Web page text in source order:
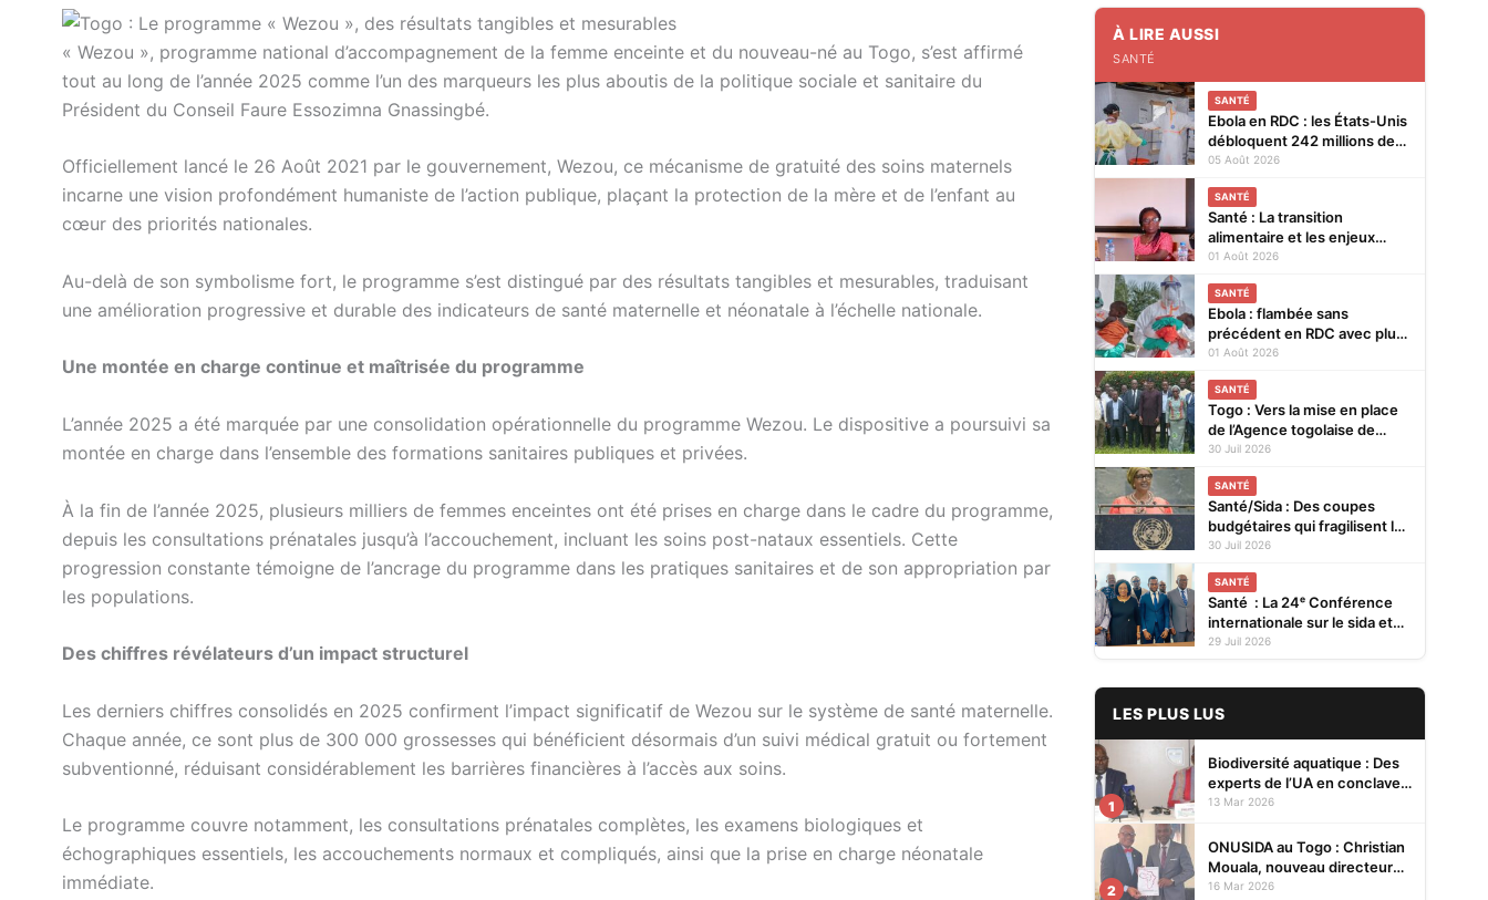
« Wezou », programme national d’accompagnement de la femme enceinte et du nouveau-né au Togo, s’est affirmé
tout au long de l’année 2025 comme l’un des marqueurs les plus aboutis de la politique sociale et sanitaire du
Président du Conseil Faure Essozimna Gnassingbé.
Officiellement lancé le 26 Août 2021 par le gouvernement, Wezou, ce mécanisme de gratuité des soins maternels
incarne une vision profondément humaniste de l’action publique, plaçant la protection de la mère et de l’enfant au
cœur des priorités nationales.
Au-delà de son symbolisme fort, le programme s’est distingué par des résultats tangibles et mesurables, traduisant
une amélioration progressive et durable des indicateurs de santé maternelle et néonatale à l’échelle nationale.
Une montée en charge continue et maîtrisée du programme
L’année 2025 a été marquée par une consolidation opérationnelle du programme Wezou. Le dispositive a poursuivi sa
montée en charge dans l’ensemble des formations sanitaires publiques et privées.
À la fin de l’année 2025, plusieurs milliers de femmes enceintes ont été prises en charge dans le cadre du programme,
depuis les consultations prénatales jusqu’à l’accouchement, incluant les soins post-nataux essentiels. Cette
progression constante témoigne de l’ancrage du programme dans les pratiques sanitaires et de son appropriation par
les populations.
Des chiffres révélateurs d’un impact structurel
Les derniers chiffres consolidés en 2025 confirment l’impact significatif de Wezou sur le système de santé maternelle.
Chaque année, ce sont plus de 300 000 grossesses qui bénéficient désormais d’un suivi médical gratuit ou fortement
subventionné, réduisant considérablement les barrières financières à l’accès aux soins.
Le programme couvre notamment, les consultations prénatales complètes, les examens biologiques et
échographiques essentiels, les accouchements normaux et compliqués, ainsi que la prise en charge néonatale
immédiate.
À LIRE AUSSI
SANTÉ
SANTÉ
Ebola en RDC : les États-Unis
débloquent 242 millions de
dollars supplémentaires
05 Août 2026
SANTÉ
Santé : La transition
alimentaire et les enjeux
nutritionnels au cœur d’un
2026 à Lomé
01 Août 2026
SANTÉ
Ebola : flambée sans
précédent en RDC avec plus
de 3.500 cas
01 Août 2026
SANTÉ
Togo : Vers la mise en place
de l’Agence togolaise de
régulation pharmaceutique
30 Juil 2026
SANTÉ
Santé/Sida : Des coupes
budgétaires qui fragilisent la
prévention et menacent les
30 Juil 2026
SANTÉ
Santé : La 24ᵉ Conférence
internationale sur le sida et
les IST en Afrique se tiendra
29 Juil 2026
LES PLUS LUS
1
Biodiversité aquatique : Des
experts de l’UA en conclave à
Lomé pour renforcer la
13 Mar 2026
2
ONUSIDA au Togo : Christian
Mouala, nouveau directeur
pays
16 Mar 2026